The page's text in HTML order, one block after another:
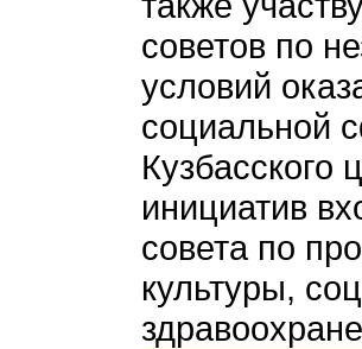
советов по
условий
социальной
Кузбасского
инициатив
совета по
культуры,